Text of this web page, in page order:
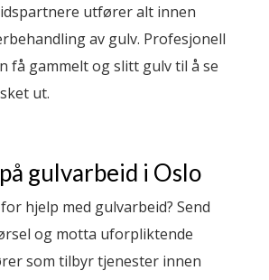
utfører alt innen
av gulv. Profesjonell
få gammelt og slitt gulv til å se
ut.
gulvarbeid i Oslo
hjelp med gulvarbeid? Send
og motta uforpliktende
som tilbyr tjenester innen